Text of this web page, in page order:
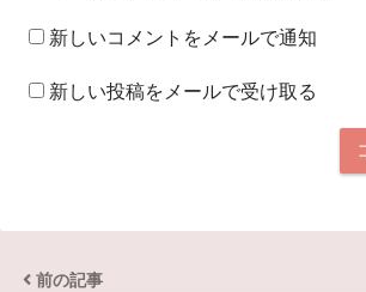
新しいコメントをメールで通知
新しい投稿をメールで受け取る
前の記事